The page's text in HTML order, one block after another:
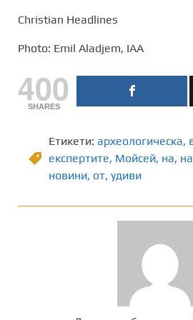
Christian Headlines
Photo: Emil Aladjem, IAA
400
SHARES
Етикети: археологическа,
експертите, Мойсей, на,
новини, от, удиви